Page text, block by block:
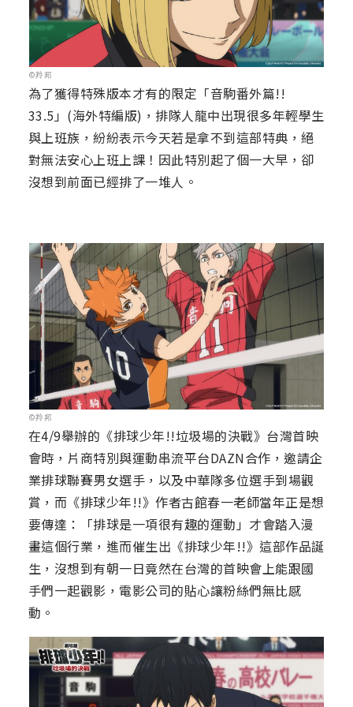
©羚邦
為了獲得特殊版本才有的限定「音駒番外篇!!
33.5」(海外特編版)，排隊人龍中出現很多年輕學生
與上班族，紛紛表示今天若是拿不到這部特典，絕
對無法安心上班上課！因此特別起了個一大早，卻
沒想到前面已經排了一堆人。
©羚邦
在4/9舉辦的《排球少年!!垃圾場的決戰》台灣首映
會時，片商特別與運動串流平台DAZN合作，邀請企
業排球聯賽男女選手，以及中華隊多位選手到場觀
賞，而《排球少年!!》作者古館春一老師當年正是想
要傳達：「排球是一項很有趣的運動」才會踏入漫
畫這個行業，進而催生出《排球少年!!》這部作品誕
生，沒想到有朝一日竟然在台灣的首映會上能跟國
手們一起觀影，電影公司的貼心讓粉絲們無比感
動。